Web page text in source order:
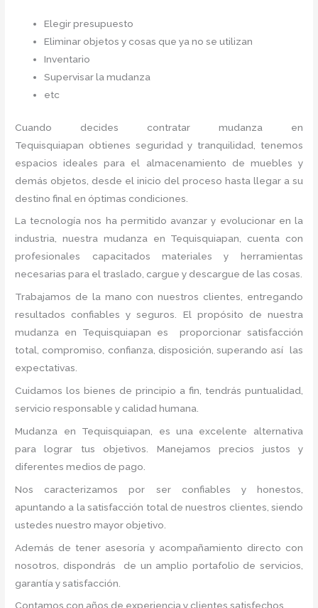
Elegir presupuesto
Eliminar objetos y cosas que ya no se utilizan
Inventario
Supervisar la mudanza
etc
Cuando decides contratar mudanza en
Tequisquiapan obtienes seguridad y tranquilidad, tenemos
espacios ideales para el almacenamiento de muebles y
demás objetos, desde el inicio del proceso hasta llegar a su
destino final en óptimas condiciones.
La tecnología nos ha permitido avanzar y evolucionar en la
industria, nuestra mudanza en Tequisquiapan, cuenta con
profesionales capacitados materiales y herramientas
necesarias para el traslado, cargue y descargue de las cosas.
Trabajamos de la mano con nuestros clientes, entregando
resultados confiables y seguros. El propósito de nuestra
mudanza en Tequisquiapan es proporcionar satisfacción
total, compromiso, confianza, disposición, superando así las
expectativas.
Cuidamos los bienes de principio a fin, tendrás puntualidad,
servicio responsable y calidad humana.
Mudanza en Tequisquiapan, es una excelente alternativa
para lograr tus objetivos. Manejamos precios justos y
diferentes medios de pago.
Nos caracterizamos por ser confiables y honestos,
apuntando a la satisfacción total de nuestros clientes, siendo
ustedes nuestro mayor objetivo.
Además de tener asesoría y acompañamiento directo con
nosotros, dispondrás de un amplio portafolio de servicios,
garantía y satisfacción.
Contamos con años de experiencia y clientes satisfechos.